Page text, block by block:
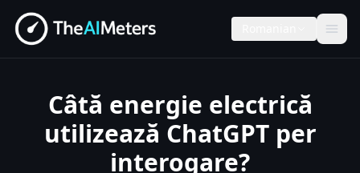
Câtă energie electrică
utilizează ChatGPT per
interogare?